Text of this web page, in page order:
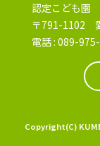
認定こども園
〒791-1102
電話 : 089-
Copyright(C)